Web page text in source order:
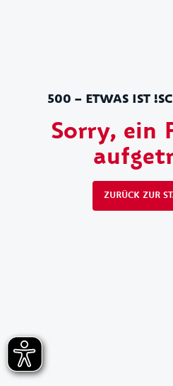
500 – ETWAS IST
Sorry, ein
ZURÜCK ZUR